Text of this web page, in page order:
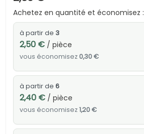
Achetez en quantité et économisez :
à partir de 3
2,50 €/ pièce
vous économisez 0,30 €
à partir de 6
2,40 €/ pièce
vous économisez1,20 €